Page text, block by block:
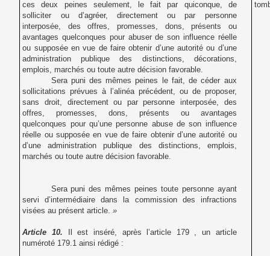
ces deux peines seulement, le fait par quiconque, de
solliciter ou d’agréer, directement ou par personne
interposée, des offres, promesses, dons, présents ou
avantages quelconques pour abuser de son influence réelle
ou supposée en vue de faire obtenir d’une autorité ou d’une
administration publique des distinctions,
décorations,
emplois, marchés ou toute autre décision favorable.
Sera puni des mêmes peines le fait, de céder aux
sollicitations prévues à l’alinéa précédent, ou de proposer,
sans droit, directement ou par personne interposée, des
offres, promesses, dons, présents ou avantages
quelconques pour qu’une personne abuse de son influence
réelle ou supposée en vue de faire obtenir d’une autorité ou
d’une administration publique des distinctions, emplois,
marchés ou toute autre décision favorable.
Sera puni des mêmes peines toute personne ayant
servi d’intermédiaire dans la commission des infractions
visées au présent article. »
Article 10.
Il est inséré, après l’article 179 , un article
numéroté 179.1 ainsi rédigé :